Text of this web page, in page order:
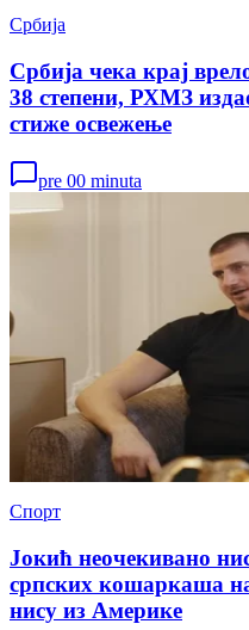
Србија
Србија чека крај
38 степени, РХМЗ
стиже освежење
pre 00 minuta
Спорт
Јокић неочекивано
српских кошаркаша
нису из Америке